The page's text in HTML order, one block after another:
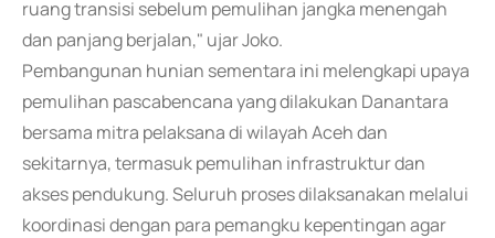
ruang transisi sebelum pemulihan jangka menengah
dan panjang berjalan," ujar Joko.
Pembangunan hunian sementara ini melengkapi upaya
pemulihan pascabencana yang dilakukan Danantara
bersama mitra pelaksana di wilayah Aceh dan
sekitarnya, termasuk pemulihan infrastruktur dan
akses pendukung. Seluruh proses dilaksanakan melalui
koordinasi dengan para pemangku kepentingan agar